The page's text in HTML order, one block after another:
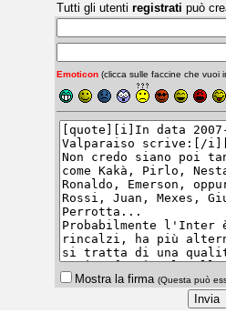
Tutti gli utenti registrati può
Emoticon (clicca sulle faccine che vuoi
Mostra la firma (Questa può